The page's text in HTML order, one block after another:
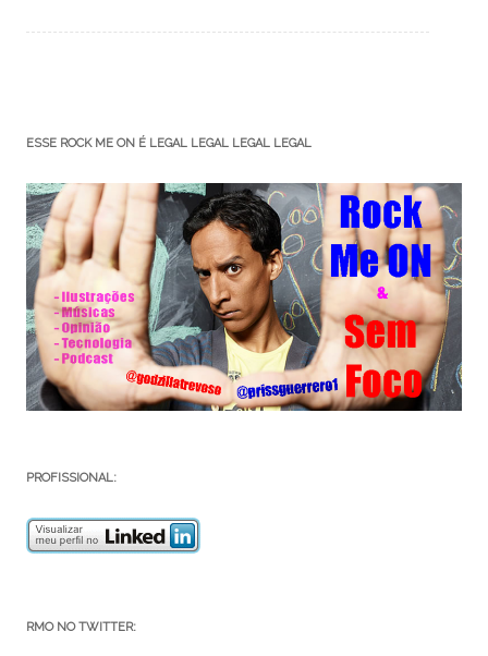
ESSE ROCK ME ON É LEGAL LEGAL LEGAL LEGAL
PROFISSIONAL:
RMO NO TWITTER: